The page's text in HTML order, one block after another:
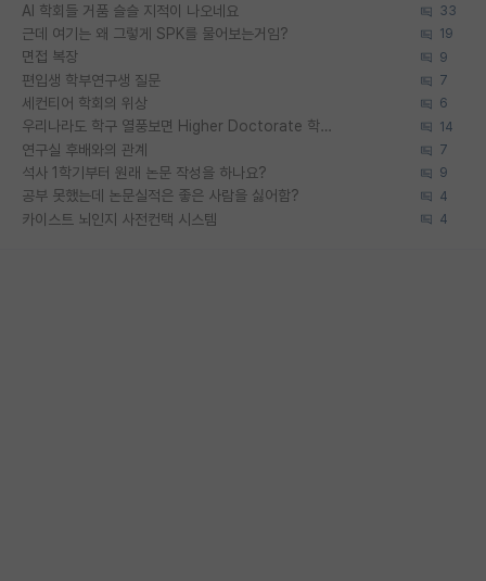
AI 학회들 거품 슬슬 지적이 나오네요 33
근데 여기는 왜 그렇게 SPK를 물어보는거임? 19
면접 복장 9
편입생 학부연구생 질문 7
세컨티어 학회의 위상 6
우리나라도 학구 열풍보면 Higher Doctorate 학위가 필요하다고 봅니다. 14
연구실 후배와의 관계 7
석사 1학기부터 원래 논문 작성을 하나요? 9
공부 못했는데 논문실적은 좋은 사람을 싫어함? 4
카이스트 뇌인지 사전컨택 시스템 4